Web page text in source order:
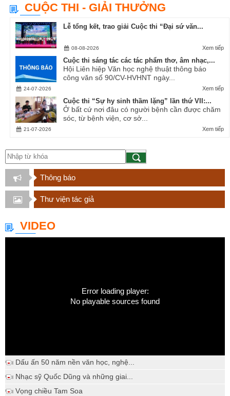
CUỘC THI - GIẢI THƯỞNG
Lễ tổng kết, trao giải Cuộc thi “Đại sứ văn...
Xem tiếp
08-08-2026
Cuộc thi sáng tác các tác phẩm thơ, âm nhạc,...
Hội Liên hiệp Văn học nghệ thuật thông báo
công văn số 90/CV-HVHNT ngày...
Xem tiếp
24-07-2026
Cuộc thi “Sự hy sinh thầm lặng” lần thứ VII:...
Ở bất cứ nơi đâu có người bệnh cần được chăm
sóc, từ bệnh viện, cơ sở...
Xem tiếp
21-07-2026
Thông báo
Thư viện tác giả
VIDEO
Error loading player:
No playable sources found
Dấu ấn 50 năm nền văn học, nghệ...
Nhạc sỹ Quốc Dũng và những giai...
Vọng chiều Tam Soa